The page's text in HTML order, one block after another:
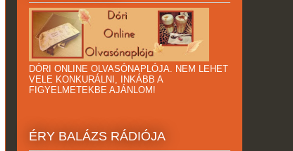
DÓRI ONLINE OLVASÓNAPLÓJA. NEM LEHET
VELE KONKURÁLNI, INKÁBB A
FIGYELMETEKBE AJÁNLOM!
ÉRY BALÁZS RÁDIÓJA